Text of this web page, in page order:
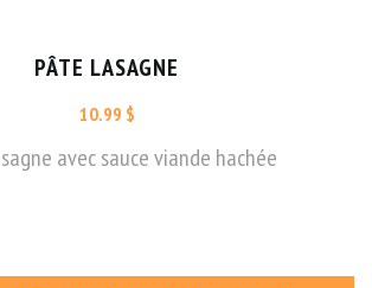
PÂTE LASAGNE
10.99 $
avec sauce viande hachée